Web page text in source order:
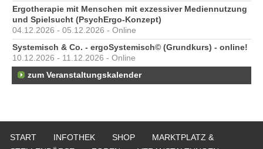
Ergotherapie mit Menschen mit exzessiver Mediennutzung
und Spielsucht (PsychErgo-Konzept)
04.12.2026 - 05.12.2026 - Online
Systemisch & Co. - ergoSystemisch© (Grundkurs) - online!
10.12.2026 - 11.12.2026 - Online
zum Veranstaltungskalender
START INFOTHEK SHOP
MARKTPLATZ &